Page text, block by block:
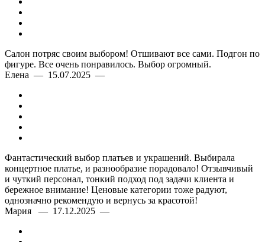
Салон потряс своим выбором! Отшивают все сами. Подгон по
фигуре. Все очень понравилось. Выбор огромный.
Елена — 15.07.2025 —
Фантастический выбор платьев и украшений. Выбирала
концертное платье, и разнообразие порадовало! Отзывчивый
и чуткий персонал, тонкий подход под задачи клиента и
бережное внимание! Ценовые категории тоже радуют,
однозначно рекомендую и вернусь за красотой!
Мария — 17.12.2025 —